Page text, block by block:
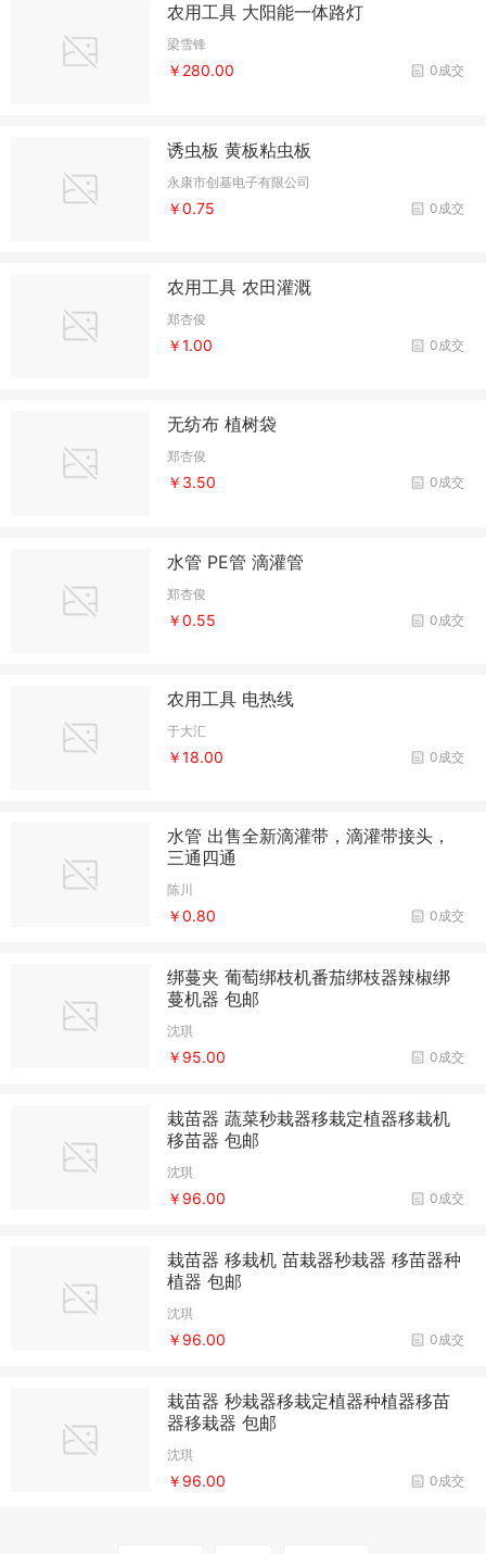
农用工具 大阳能一体路灯
梁雪锋
0成交
￥280.00
诱虫板 黄板粘虫板
永康市创基电子有限公司
0成交
￥0.75
农用工具 农田灌溉
郑杏俊
0成交
￥1.00
无纺布 植树袋
郑杏俊
0成交
￥3.50
水管 PE管 滴灌管
郑杏俊
0成交
￥0.55
农用工具 电热线
于大汇
0成交
￥18.00
水管 出售全新滴灌带，滴灌带接头，
三通四通
陈川
0成交
￥0.80
绑蔓夹 葡萄绑枝机番茄绑枝器辣椒绑
蔓机器 包邮
沈琪
0成交
￥95.00
栽苗器 蔬菜秒栽器移栽定植器移栽机
移苗器 包邮
沈琪
0成交
￥96.00
栽苗器 移栽机 苗栽器秒栽器 移苗器种
植器 包邮
沈琪
0成交
￥96.00
栽苗器 秒栽器移栽定植器种植器移苗
器移栽器 包邮
沈琪
0成交
￥96.00